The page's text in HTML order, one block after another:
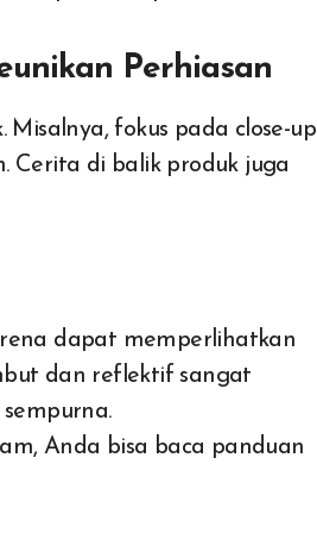
Perhiasan
fokus pada close-up
Cerita di balik produk juga
dapat memperlihatkan
dan reflektif sangat
Anda bisa baca panduan